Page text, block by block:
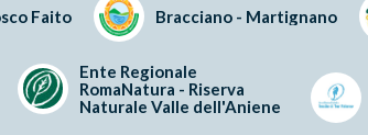
Faito Bracciano - Martignano
Ente Regionale
RomaNatura - Riserva
Naturale Valle dell'Aniene